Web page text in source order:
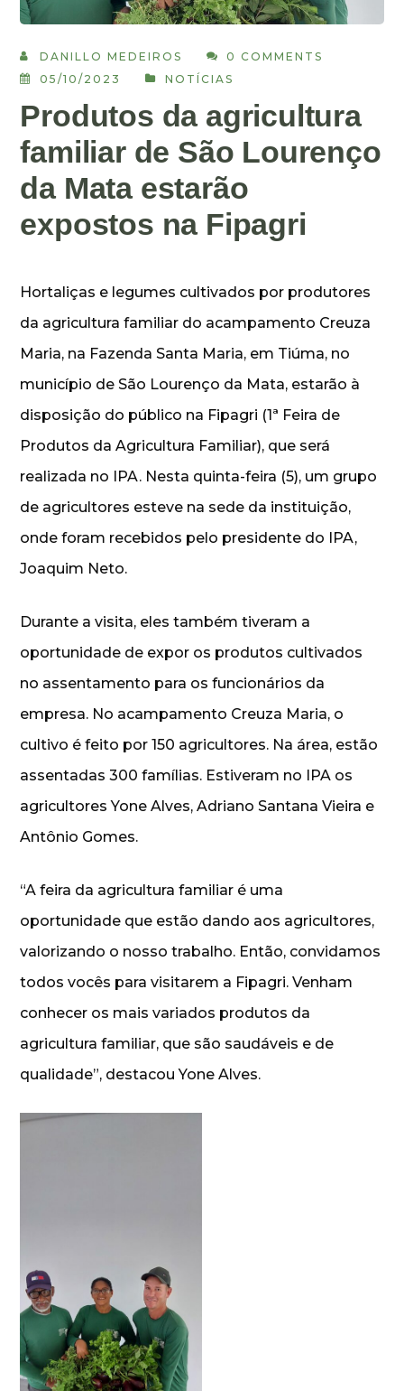
DANILLO MEDEIROS
0 COMMENTS
05/10/2023
NOTÍCIAS
Produtos da agricultura
familiar de São Lourenço
da Mata estarão
expostos na Fipagri
Hortaliças e legumes cultivados por produtores
da agricultura familiar do acampamento Creuza
Maria, na Fazenda Santa Maria, em Tiúma, no
município de São Lourenço da Mata, estarão à
disposição do público na Fipagri (1ª Feira de
Produtos da Agricultura Familiar), que será
realizada no IPA. Nesta quinta-feira (5), um grupo
de agricultores esteve na sede da instituição,
onde foram recebidos pelo presidente do IPA,
Joaquim Neto.
Durante a visita, eles também tiveram a
oportunidade de expor os produtos cultivados
no assentamento para os funcionários da
empresa. No acampamento Creuza Maria, o
cultivo é feito por 150 agricultores. Na área, estão
assentadas 300 famílias. Estiveram no IPA os
agricultores Yone Alves, Adriano Santana Vieira e
Antônio Gomes.
“A feira da agricultura familiar é uma
oportunidade que estão dando aos agricultores,
valorizando o nosso trabalho. Então, convidamos
todos vocês para visitarem a Fipagri. Venham
conhecer os mais variados produtos da
agricultura familiar, que são saudáveis e de
qualidade”, destacou Yone Alves.